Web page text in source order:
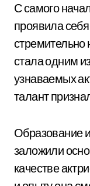
С самого
проявила
стремительно
стала одним
узнаваемых
талант
Образование
заложили
качестве